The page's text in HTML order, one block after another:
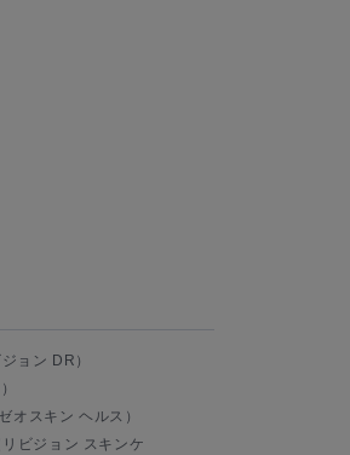
ョン DR）
オスキン ヘルス）
ビジョン スキンケ